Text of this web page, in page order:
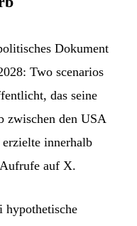
Dokument
Two scenarios
das seine
zwischen den USA
innerhalb
auf X.
hypothetische